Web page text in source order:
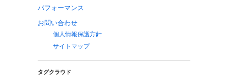
パフォーマンス
お問い合わせ
個人情報保護方針
サイトマップ
タグクラウド